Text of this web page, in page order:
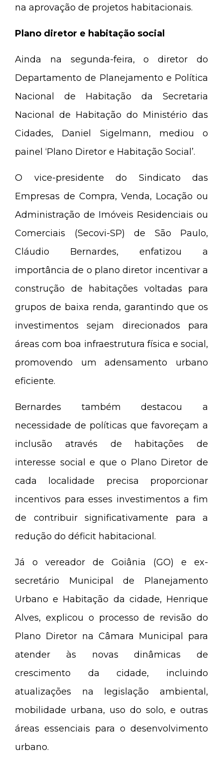
na aprovação de projetos habitacionais.
Plano diretor e habitação social
Ainda na segunda-feira, o diretor do
Departamento de Planejamento e Política
Nacional de Habitação da Secretaria
Nacional de Habitação do Ministério das
Cidades, Daniel Sigelmann, mediou o
painel ‘Plano Diretor e Habitação Social’.
O vice-presidente do Sindicato das
Empresas de Compra, Venda, Locação ou
Administração de Imóveis Residenciais ou
Comerciais (Secovi-SP) de São Paulo,
Cláudio Bernardes, enfatizou a
importância de o plano diretor incentivar a
construção de habitações voltadas para
grupos de baixa renda, garantindo que os
investimentos sejam direcionados para
áreas com boa infraestrutura física e social,
promovendo um adensamento urbano
eficiente.
Bernardes também destacou a
necessidade de políticas que favoreçam a
inclusão através de habitações de
interesse social e que o Plano Diretor de
cada localidade precisa proporcionar
incentivos para esses investimentos a fim
de contribuir significativamente para a
redução do déficit habitacional.
Já o vereador de Goiânia (GO) e ex-
secretário Municipal de Planejamento
Urbano e Habitação da cidade, Henrique
Alves, explicou o processo de revisão do
Plano Diretor na Câmara Municipal para
atender às novas dinâmicas de
crescimento da cidade, incluindo
atualizações na legislação ambiental,
mobilidade urbana, uso do solo, e outras
áreas essenciais para o desenvolvimento
urbano.